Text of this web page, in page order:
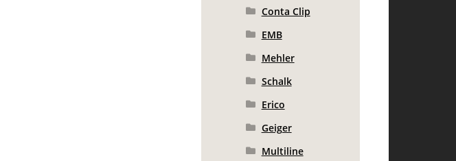
Conta Clip
EMB
Mehler
Schalk
Erico
Geiger
Multiline